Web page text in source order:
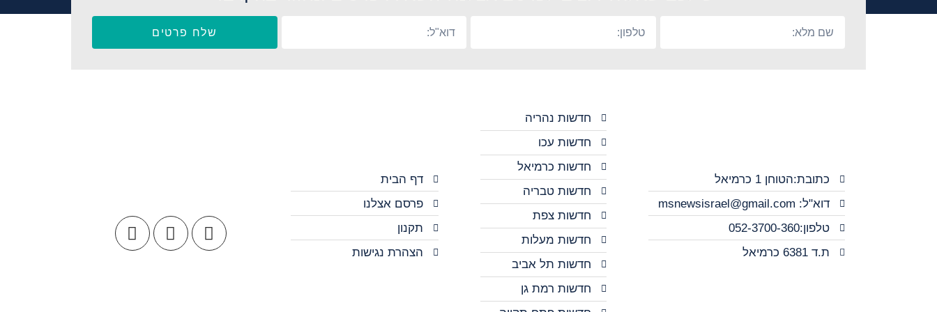
שלח פרטים
כתובת:הטוחן 1 כרמיאל
דוא"ל: msnewsisrael@gmail.com
טלפון:052-3700-360
ת.ד 6381 כרמיאל
חדשות נהריה
חדשות עכו
חדשות כרמיאל
חדשות טבריה
חדשות צפת
חדשות מעלות
חדשות תל אביב
חדשות רמת גן
דף הבית
פרסם אצלנו
תקנון
הצהרת נגישות